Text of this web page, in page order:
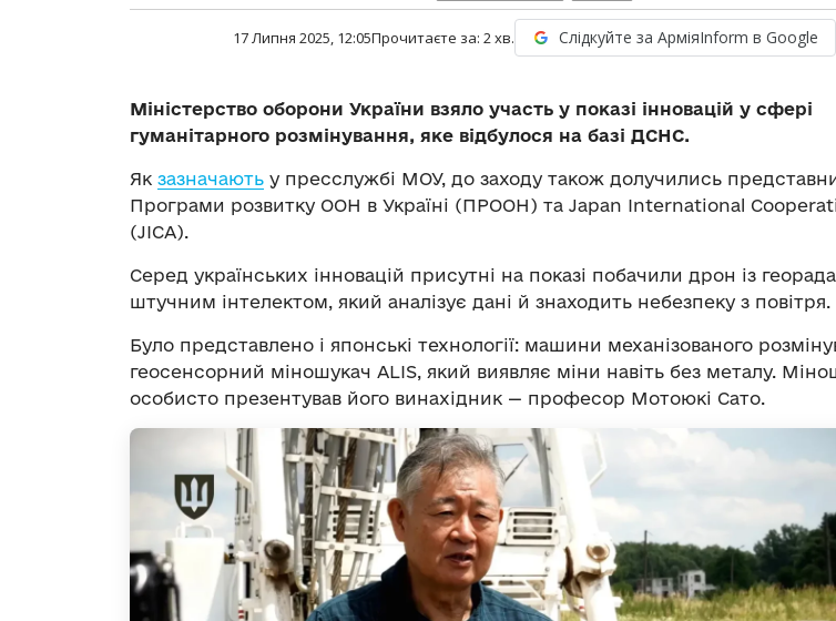
17 Липня 2025, 12:05Прочитаєте за: 2хв. Слідкуйте за АрміяInform в Google
Міністерство оборони України взяло участь у показі інновацій у сфері
гуманітарного розмінування, яке відбулося на базі ДСНС.
Як зазначають у пресслужбі МОУ, до заходу також долучились
Програми розвитку ООН в Україні (ПРООН) та Japan International
(JICA).
Серед українських інновацій присутні на показі побачили дрон із
штучним інтелектом, який аналізує дані й знаходить небезпеку з повітря.
Було представлено і японські технології: машини механізованого
геосенсорний міношукач ALIS, який виявляє міни навіть без металу.
особисто презентував його винахідник — професор Мотоюкі Сато.